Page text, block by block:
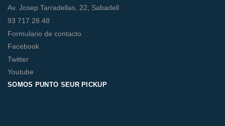
Av. Josep Tarradellas, 22, Sabadell
93 717 28 48
Formulario de contacto
Facebook
Twitter
Youtube
SOMOS PUNTO SEUR PICKUP